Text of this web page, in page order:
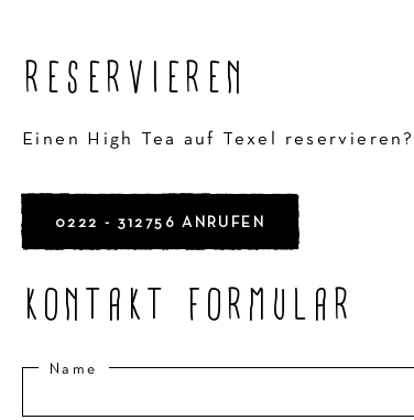
RESERVIEREN
Einen High Tea auf Texel reservieren?
0222 - 312756 ANRUFEN
KONTAKT FORMULAR
Name